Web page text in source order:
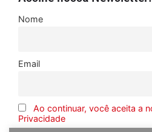
Nome
Email
Ao continuar, você aceita a
Privacidade